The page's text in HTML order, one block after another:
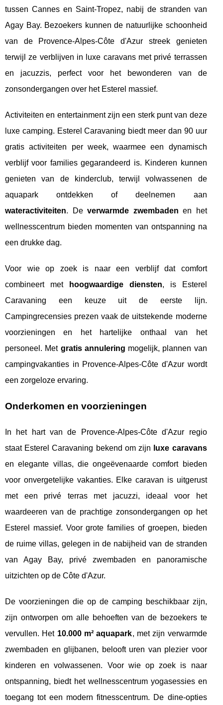
tussen Cannes en Saint-Tropez, nabij de stranden van
Agay Bay. Bezoekers kunnen de natuurlijke schoonheid
van de Provence-Alpes-Côte d'Azur streek genieten
terwijl ze verblijven in luxe caravans met privé terrassen
en jacuzzis, perfect voor het bewonderen van de
zonsondergangen over het Esterel massief.
Activiteiten en entertainment zijn een sterk punt van deze
luxe camping. Esterel Caravaning biedt meer dan 90 uur
gratis activiteiten per week, waarmee een dynamisch
verblijf voor families gegarandeerd is. Kinderen kunnen
genieten van de kinderclub, terwijl volwassenen de
aquapark ontdekken of deelnemen aan
wateractiviteiten. Deverwarmde zwembaden en het
wellnesscentrum bieden momenten van ontspanning na
een drukke dag.
Voor wie op zoek is naar een verblijf dat comfort
combineert met
hoogwaardige diensten, is Esterel
Caravaning een keuze uit de eerste lijn.
Campingrecensies prezen vaak de uitstekende moderne
voorzieningen en het hartelijke onthaal van het
personeel. Met gratis annulering mogelijk, plannen van
campingvakanties in Provence-Alpes-Côte d'Azur wordt
een zorgeloze ervaring.
Onderkomen en voorzieningen
In het hart van de Provence-Alpes-Côte d'Azur regio
staat Esterel Caravaning bekend om zijn
luxe caravans
en elegante villas, die ongeëvenaarde comfort bieden
voor onvergetelijke vakanties. Elke caravan is uitgerust
met een privé terras met jacuzzi, ideaal voor het
waardeeren van de prachtige zonsondergangen op het
Esterel massief. Voor grote families of groepen, bieden
de ruime villas, gelegen in de nabijheid van de stranden
van Agay Bay, privé zwembaden en panoramische
uitzichten op de Côte d'Azur.
De voorzieningen die op de camping beschikbaar zijn,
zijn ontworpen om alle behoeften van de bezoekers te
vervullen. Het 10.000 m² aquapark, met zijn verwarmde
zwembaden en glijbanen, belooft uren van plezier voor
kinderen en volwassenen. Voor wie op zoek is naar
ontspanning, biedt het wellnesscentrum yogasessies en
toegang tot een modern fitnesscentrum. De dine-opties